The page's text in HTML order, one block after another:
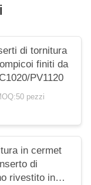
di tornitura
finiti da
PV1120
pezzi
in cermet
di
rivestito in